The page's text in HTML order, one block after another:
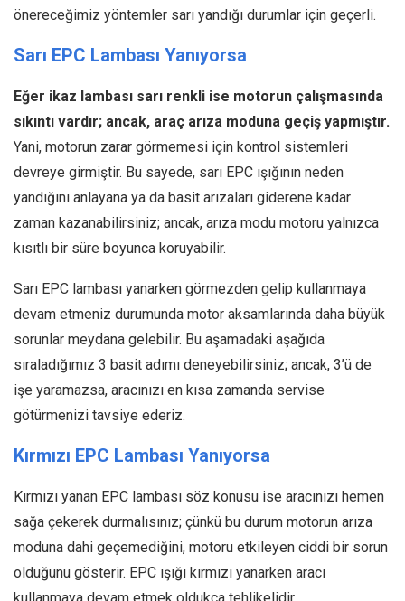
önereceğimiz yöntemler sarı yandığı durumlar için geçerli.
Sarı EPC Lambası Yanıyorsa
Eğer ikaz lambası sarı renkli ise motorun çalışmasında
sıkıntı vardır; ancak, araç arıza moduna geçiş yapmıştır.
Yani, motorun zarar görmemesi için kontrol sistemleri
devreye girmiştir. Bu sayede, sarı EPC ışığının neden
yandığını anlayana ya da basit arızaları giderene kadar
zaman kazanabilirsiniz; ancak, arıza modu motoru yalnızca
kısıtlı bir süre boyunca koruyabilir.
Sarı EPC lambası yanarken görmezden gelip kullanmaya
devam etmeniz durumunda motor aksamlarında daha büyük
sorunlar meydana gelebilir. Bu aşamadaki aşağıda
sıraladığımız 3 basit adımı deneyebilirsiniz; ancak, 3’ü de
işe yaramazsa, aracınızı en kısa zamanda servise
götürmenizi tavsiye ederiz.
Kırmızı EPC Lambası Yanıyorsa
Kırmızı yanan EPC lambası söz konusu ise aracınızı hemen
sağa çekerek durmalısınız; çünkü bu durum motorun arıza
moduna dahi geçemediğini, motoru etkileyen ciddi bir sorun
olduğunu gösterir. EPC ışığı kırmızı yanarken aracı